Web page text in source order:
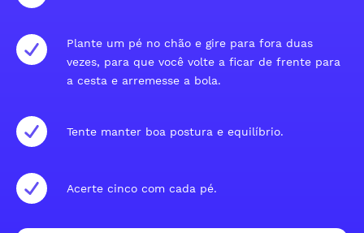
Plante um pé no chão e gire para fora duas
vezes, para que você volte a ficar de frente para
a cesta e arremesse a bola.
Tente manter boa postura e equilíbrio.
Acerte cinco com cada pé.